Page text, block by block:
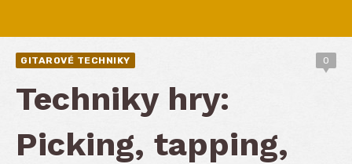
GITAROVÉ TECHNIKY 0
Techniky hry:
Picking, tapping,